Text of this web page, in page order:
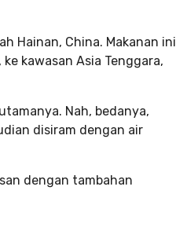
Hainan, China. Makanan ini
kawasan Asia Tenggara,
Nah, bedanya,
disiram dengan air
dengan tambahan